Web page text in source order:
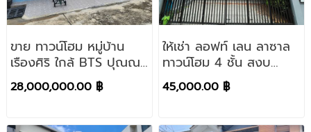
ขาย ทาวน์โฮม หมู่บ้าน
เรืองศิริ ใกล้ BTS ปุณณ
วิถี ทำเลเดินทางสะดวก
บ้านสวย สภาพดีมาก
28,000,000.00 ฿
ให้เช่า ลอฟท์ เลน ลาซาล
ทาวน์โฮม 4 ชั้น สงบ
เพียง 31 ยูนิต กว้างขวาง
ใกล้ BTS ราคาดี
45,000.00 ฿